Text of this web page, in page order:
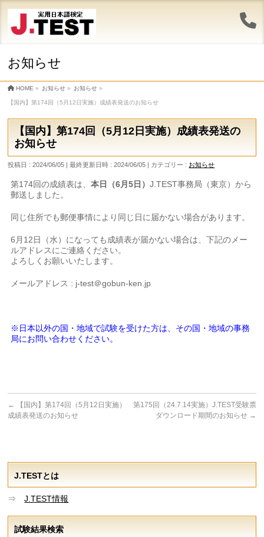
お知らせ
HOME » お知らせ » お知らせ »
【国内】第174回（5月12日実施）成績表発送のお知らせ
【国内】第174回（5月12日実施）成績表発送の
お知らせ
投稿日 : 2024/06/05 最終更新日時 : 2024/06/05 カテゴリー : お知らせ
第174回の成績表は、本日（6月5日）J.TEST事務局（東京）から
郵送しました。
同じ住所でも郵便事情により同じ日に届かない場合があります。
6月12日（水）になっても成績表が届かない場合は、下記のメー
ルアドレスにご連絡ください。
よろしくお願いいたします。
メールアドレス : j-test＠gobun-ken.jp
※日本以外の国・地域で試験を受けた方は、その国・地域の事務
局にお問い合わせください。
←
【国内】第174回（5月12日実施）
成績表発送のお知らせ
第175回（24.7.14実施）J.TEST受験票
ダウンロード期間のお知らせ →
J.TESTとは
⇒J.TEST情報
試験結果検索